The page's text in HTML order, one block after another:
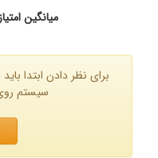
میانگین امتیاز
برای نظر دادن ابتدا
سیستم